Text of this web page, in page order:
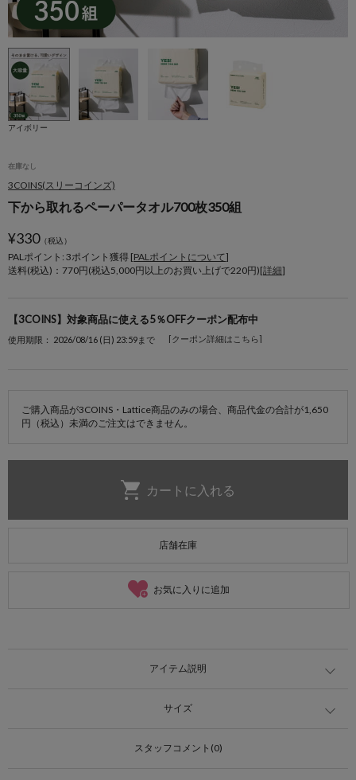
アイボリー
在庫なし
3COINS(スリーコインズ)
下から取れるペーパータオル700枚350組
¥330（税込）
PALポイント: 3ポイント獲得 [PALポイントについて]
送料(税込)：770円(税込5,000円以上のお買い上げで220円)[詳細]
【3COINS】対象商品に使える5％OFFクーポン配布中
使用期限： 2026/08/16 (日) 23:59まで [クーポン詳細はこちら]
ご購入商品が3COINS・Lattice商品のみの場合、商品代金の合計が1,650
円（税込）未満のご注文はできません。
店舗在庫
お気に入りに追加
アイテム説明
サイズ
スタッフコメント(0)